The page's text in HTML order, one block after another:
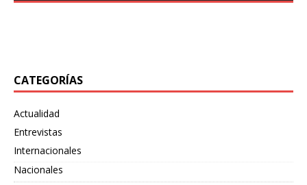
CATEGORÍAS
Actualidad
Entrevistas
Internacionales
Nacionales